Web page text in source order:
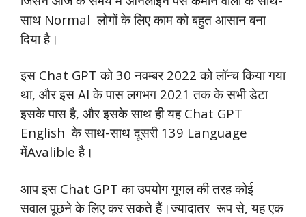
साथ Normal लोगों के लिए काम को बहुत आसान बना
दिया है।
इस Chat GPT को 30 नवम्बर 2022 को लॉन्च किया गया
था, और इस AI के पास लगभग 2021 तक के सभी डेटा
इसके पास है, और इसके साथ ही यह Chat GPT
English के साथ-साथ दूसरी 139 Language
मेंAvalible है।
आप इस Chat GPT का उपयोग गूगल की तरह कोई
सवाल पूछने के लिए कर सकते हैं।ज्यादातर रूप से, यह एक